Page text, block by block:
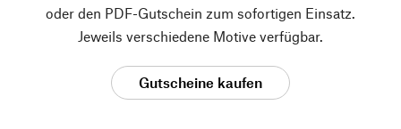
oder den PDF-Gutschein zum sofortigen Einsatz.
Jeweils verschiedene Motive verfügbar.
Gutscheine kaufen